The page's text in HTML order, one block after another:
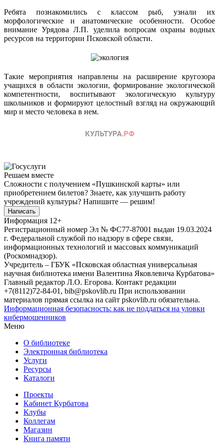
Ребята познакомились с классом рыб, узнали их
морфологические и анатомические особенности. Особое
внимание Урядова Л.П. уделила вопросам охраны водных
ресурсов на территории Псковской области.
Такие мероприятия направлены на расширение кругозора
учащихся в области экологии, формирование экологической
компетентности, воспитывают экологическую культуру
школьников и формируют целостный взгляд на окружающий
мир и место человека в нем.
Решаем вместе
Сложности с получением «Пушкинской карты» или
приобретением билетов? Знаете, как улучшить работу
учреждений культуры? Напишите — решим!
Написать
Информация 12+
Регистрационный номер Эл № ФС77-87001 выдан 19.03.2024
г. Федеральной службой по надзору в сфере связи,
информационных технологий и массовых коммуникаций
(Роскомнадзор).
Учредитель – ГБУК «Псковская областная универсальная
научная библиотека имени Валентина Яковлевича Курбатова»
Главный редактор Л.О. Егорова. Контакт редакции
+7(8112)72-84-01, bib@pskovlib.ru При использовании
материалов прямая ссылка на сайт pskovlib.ru обязательна.
Информационная безопасность: как не поддаться на уловки
кибермошенников
Меню
О библиотеке
Электронная библиотека
Услуги
Ресурсы
Каталоги
Проекты
Кабинет Курбатова
Клубы
Коллегам
Магазин
Книга памяти